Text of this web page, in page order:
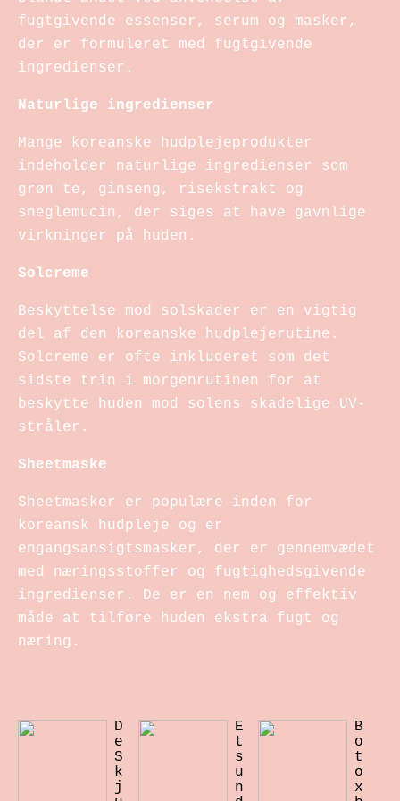
fugtgivende essenser, serum og masker,
der er formuleret med fugtgivende
ingredienser.
Naturlige ingredienser
Mange koreanske hudplejeprodukter
indeholder naturlige ingredienser som
grøn te, ginseng, risekstrakt og
sneglemucin, der siges at have gavnlige
virkninger på huden.
Solcreme
Beskyttelse mod solskader er en vigtig
del af den koreanske hudplejerutine.
Solcreme er ofte inkluderet som det
sidste trin i morgenrutinen for at
beskytte huden mod solens skadelige UV-
stråler.
Sheetmaske
Sheetmasker er populære inden for
koreansk hudpleje og er
engangsansigtsmasker, der er gennemvædet
med næringsstoffer og fugtighedsgivende
ingredienser. De er en nem og effektiv
måde at tilføre huden ekstra fugt og
næring.
D
e
S
k
j
E
t
s
u
n
B
o
t
o
x